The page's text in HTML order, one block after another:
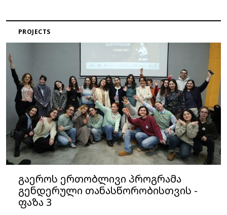
PROJECTS
გაეროს ერთობლივი პროგრამა
გენდერული თანასწორობისთვის -
ფაზა 3